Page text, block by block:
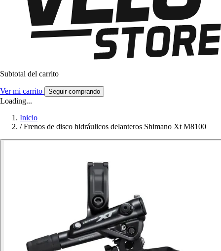
Subtotal del carrito
Ver mi carrito Seguir comprando
Loading...
Inicio
/ Frenos de disco hidráulicos delanteros Shimano Xt M8100